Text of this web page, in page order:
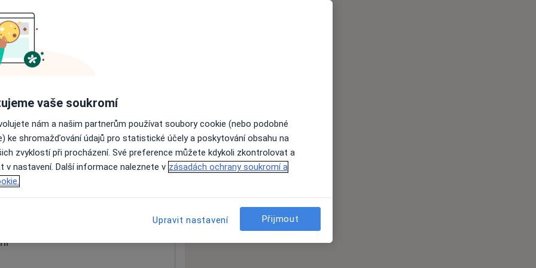
nejsou k dispozici
informace o svých službách.
vaše soukromí
nám a našim partnerům používat soubory cookie (nebo podobné
ke shromažďování údajů pro statistické účely a poskytování obsahu na
zvyklostí při procházení. Své preference můžete kdykoli zkontrolovat a
v nastavení. Další informace naleznete v zásadách ochrany soukromí a
Upravit nastavení Přijmout